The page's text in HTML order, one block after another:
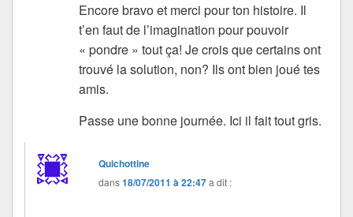
Encore bravo et merci pour ton histoire. Il
t’en faut de l’imagination pour pouvoir
« pondre » tout ça! Je crois que certains ont
trouvé la solution, non? Ils ont bien joué tes
amis.
Passe une bonne journée. Ici il fait tout gris.
Quichottine
dans18/07/2011 à 22:47a dit :